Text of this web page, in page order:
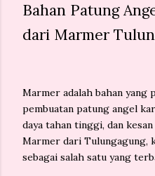
Bahan Patung
dari Marmer
Marmer adalah bahan
pembuatan patung angel
daya tahan tinggi, dan
Marmer dari Tulungagung,
sebagai salah satu yang